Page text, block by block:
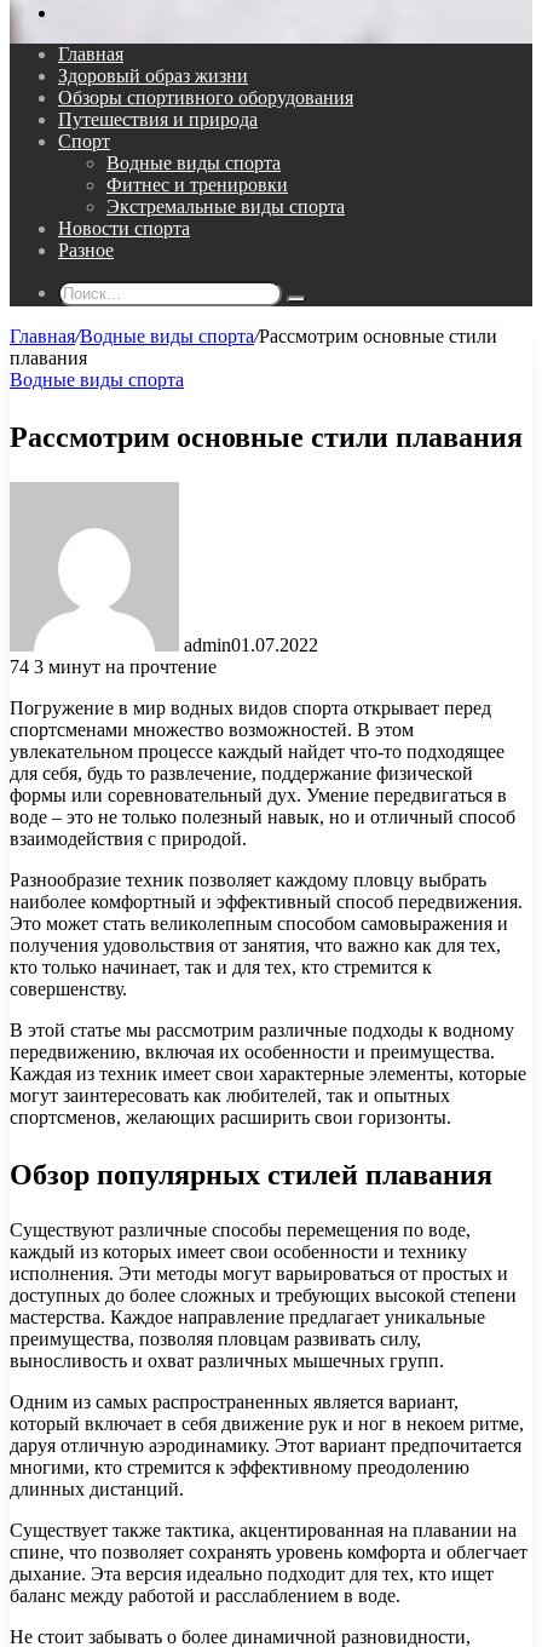
Главная
Здоровый образ жизни
Обзоры спортивного оборудования
Путешествия и природа
Спорт
Водные виды спорта
Фитнес и тренировки
Экстремальные виды спорта
Новости спорта
Разное
Поиск...
Главная/Водные виды спорта/Рассмотрим основные стили
плавания
Водные виды спорта
Рассмотрим основные стили плавания
admin01.07.2022
74 3 минут на прочтение
Погружение в мир водных видов спорта открывает перед
спортсменами множество возможностей. В этом
увлекательном процессе каждый найдет что-то подходящее
для себя, будь то развлечение, поддержание физической
формы или соревновательный дух. Умение передвигаться в
воде – это не только полезный навык, но и отличный способ
взаимодействия с природой.
Разнообразие техник позволяет каждому пловцу выбрать
наиболее комфортный и эффективный способ передвижения.
Это может стать великолепным способом самовыражения и
получения удовольствия от занятия, что важно как для тех,
кто только начинает, так и для тех, кто стремится к
совершенству.
В этой статье мы рассмотрим различные подходы к водному
передвижению, включая их особенности и преимущества.
Каждая из техник имеет свои характерные элементы, которые
могут заинтересовать как любителей, так и опытных
спортсменов, желающих расширить свои горизонты.
Обзор популярных стилей плавания
Существуют различные способы перемещения по воде,
каждый из которых имеет свои особенности и технику
исполнения. Эти методы могут варьироваться от простых и
доступных до более сложных и требующих высокой степени
мастерства. Каждое направление предлагает уникальные
преимущества, позволяя пловцам развивать силу,
выносливость и охват различных мышечных групп.
Одним из самых распространенных является вариант,
который включает в себя движение рук и ног в некоем ритме,
даруя отличную аэродинамику. Этот вариант предпочитается
многими, кто стремится к эффективному преодолению
длинных дистанций.
Существует также тактика, акцентированная на плавании на
спине, что позволяет сохранять уровень комфорта и облегчает
дыхание. Эта версия идеально подходит для тех, кто ищет
баланс между работой и расслаблением в воде.
Не стоит забывать о более динамичной разновидности,